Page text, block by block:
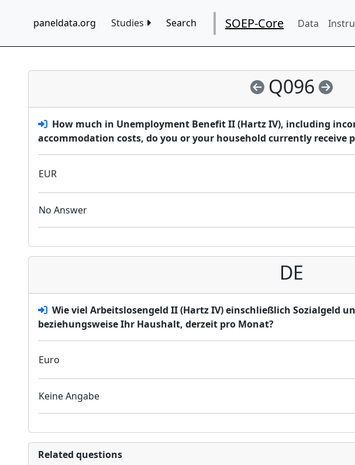
paneldata.org Studies Search SOEP-Core Data
Q096
How much in Unemployment Benefit II (Hartz IV), including
accommodation costs, do you or your household currently receive
EUR
No Answer
DE
Wie viel Arbeitslosengeld II (Hartz IV) einschließlich Sozialgeld
beziehungsweise Ihr Haushalt, derzeit pro Monat?
Euro
Keine Angabe
Related questions